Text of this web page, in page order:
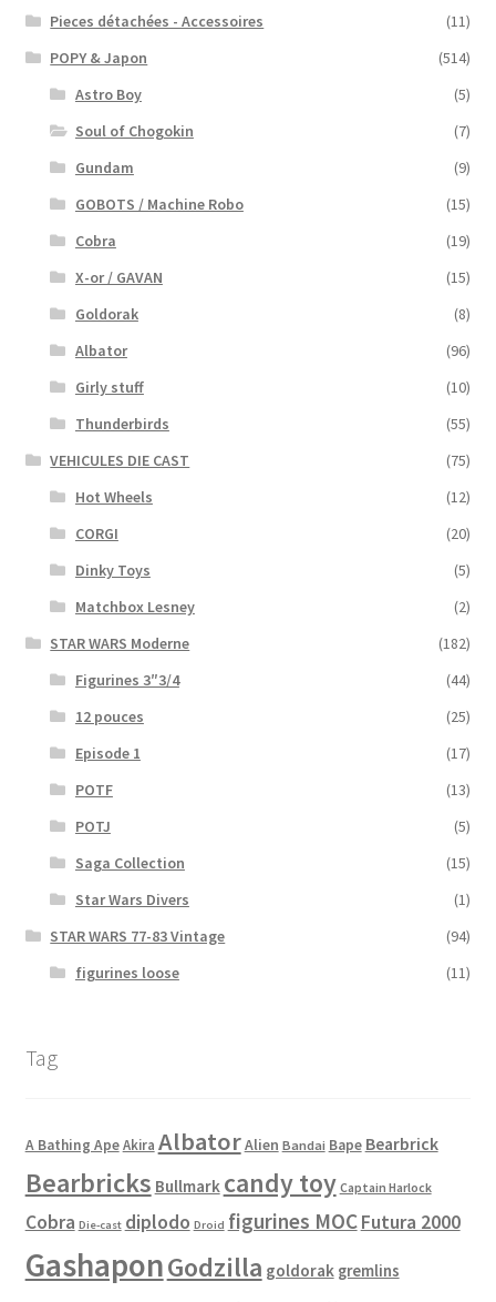
Pieces détachées - Accessoires
(11)
POPY & Japon
(514)
Astro Boy
(5)
Soul of Chogokin
(7)
Gundam
(9)
GOBOTS / Machine Robo
(15)
Cobra
(19)
X-or / GAVAN
(15)
Goldorak
(8)
Albator
(96)
Girly stuff
(10)
Thunderbirds
(55)
VEHICULES DIE CAST
(75)
Hot Wheels
(12)
CORGI
(20)
Dinky Toys
(5)
Matchbox Lesney
(2)
STAR WARS Moderne
(182)
Figurines 3″3/4
(44)
12 pouces
(25)
Episode 1
(17)
POTF
(13)
POTJ
(5)
Saga Collection
(15)
Star Wars Divers
(1)
STAR WARS 77-83 Vintage
(94)
figurines loose
(11)
Tag
A Bathing Ape Akira AlbatorAlien Bandai Bape Bearbrick
Bearbricks Bullmark candy toy Captain Harlock
Cobra Die-cast diplodo Droid figurines MOCFutura 2000
GashaponGodzilla goldorak gremlins